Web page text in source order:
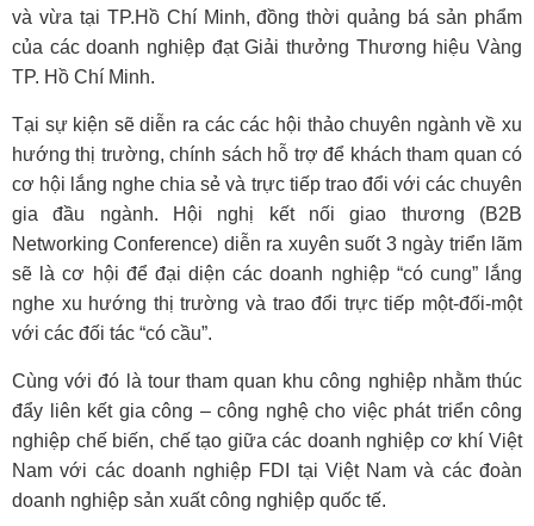
và vừa tại TP.Hồ Chí Minh, đồng thời quảng bá sản phẩm
của các doanh nghiệp đạt Giải thưởng Thương hiệu Vàng
TP. Hồ Chí Minh.
Tại sự kiện sẽ diễn ra các các hội thảo chuyên ngành về xu
hướng thị trường, chính sách hỗ trợ để khách tham quan có
cơ hội lắng nghe chia sẻ và trực tiếp trao đổi với các chuyên
gia đầu ngành. Hội nghị kết nối giao thương (B2B
Networking Conference) diễn ra xuyên suốt 3 ngày triển lãm
sẽ là cơ hội để đại diện các doanh nghiệp “có cung” lắng
nghe xu hướng thị trường và trao đổi trực tiếp một-đối-một
với các đối tác “có cầu”.
Cùng với đó là tour tham quan khu công nghiệp nhằm thúc
đẩy liên kết gia công – công nghệ cho việc phát triển công
nghiệp chế biến, chế tạo giữa các doanh nghiệp cơ khí Việt
Nam với các doanh nghiệp FDI tại Việt Nam và các đoàn
doanh nghiệp sản xuất công nghiệp quốc tế.